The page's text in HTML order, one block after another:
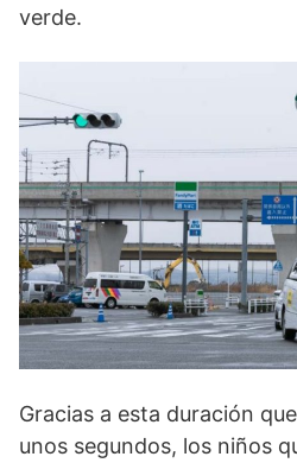
verde.
Gracias a esta duración
unos segundos, los niños